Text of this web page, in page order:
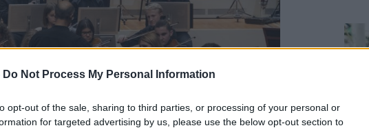
Do Not Process My Personal Information
opt-out of the sale, sharing to third parties, or processing of your personal or
for targeted advertising by us, please use the below opt-out section to